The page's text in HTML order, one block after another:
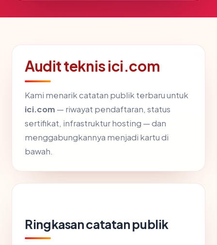
Audit teknis ici.com
Kami menarik catatan publik terbaru untuk
ici.com — riwayat pendaftaran, status
sertifikat, infrastruktur hosting — dan
menggabungkannya menjadi kartu di
bawah.
Ringkasan catatan publik